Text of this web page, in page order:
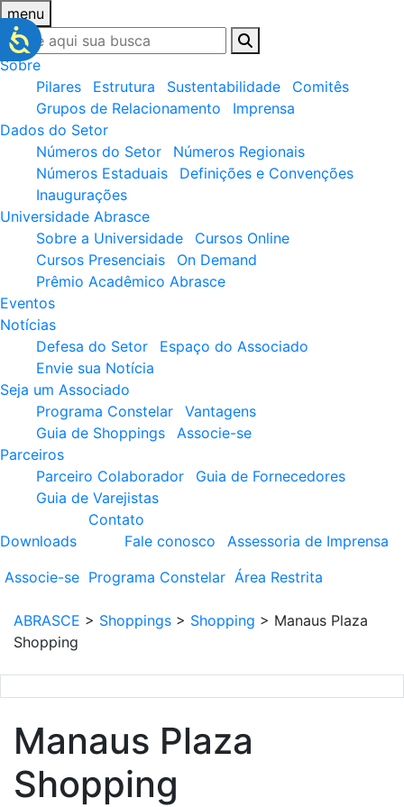
menu
Sobre
Pilares
Estrutura Sustentabilidade
Comitês
Grupos de Relacionamento
Imprensa
Dados do Setor
Números do Setor
Números Regionais
Números Estaduais
Definições e Convenções
Inaugurações
Universidade Abrasce
Sobre a Universidade
Cursos Online
Cursos Presenciais
On Demand
Prêmio Acadêmico Abrasce
Eventos
Notícias
Defesa do Setor
Espaço do Associado
Envie sua Notícia
Seja um Associado
Programa Constelar
Vantagens
Guia de Shoppings
Associe-se
Parceiros
Parceiro Colaborador
Guia de Fornecedores
Guia de Varejistas
Downloads
Contato
Fale conosco
Assessoria de Imprensa
Associe-se Programa Constelar Área Restrita
ABRASCE > Shoppings > Shopping > Manaus Plaza
Shopping
Manaus Plaza
Shopping